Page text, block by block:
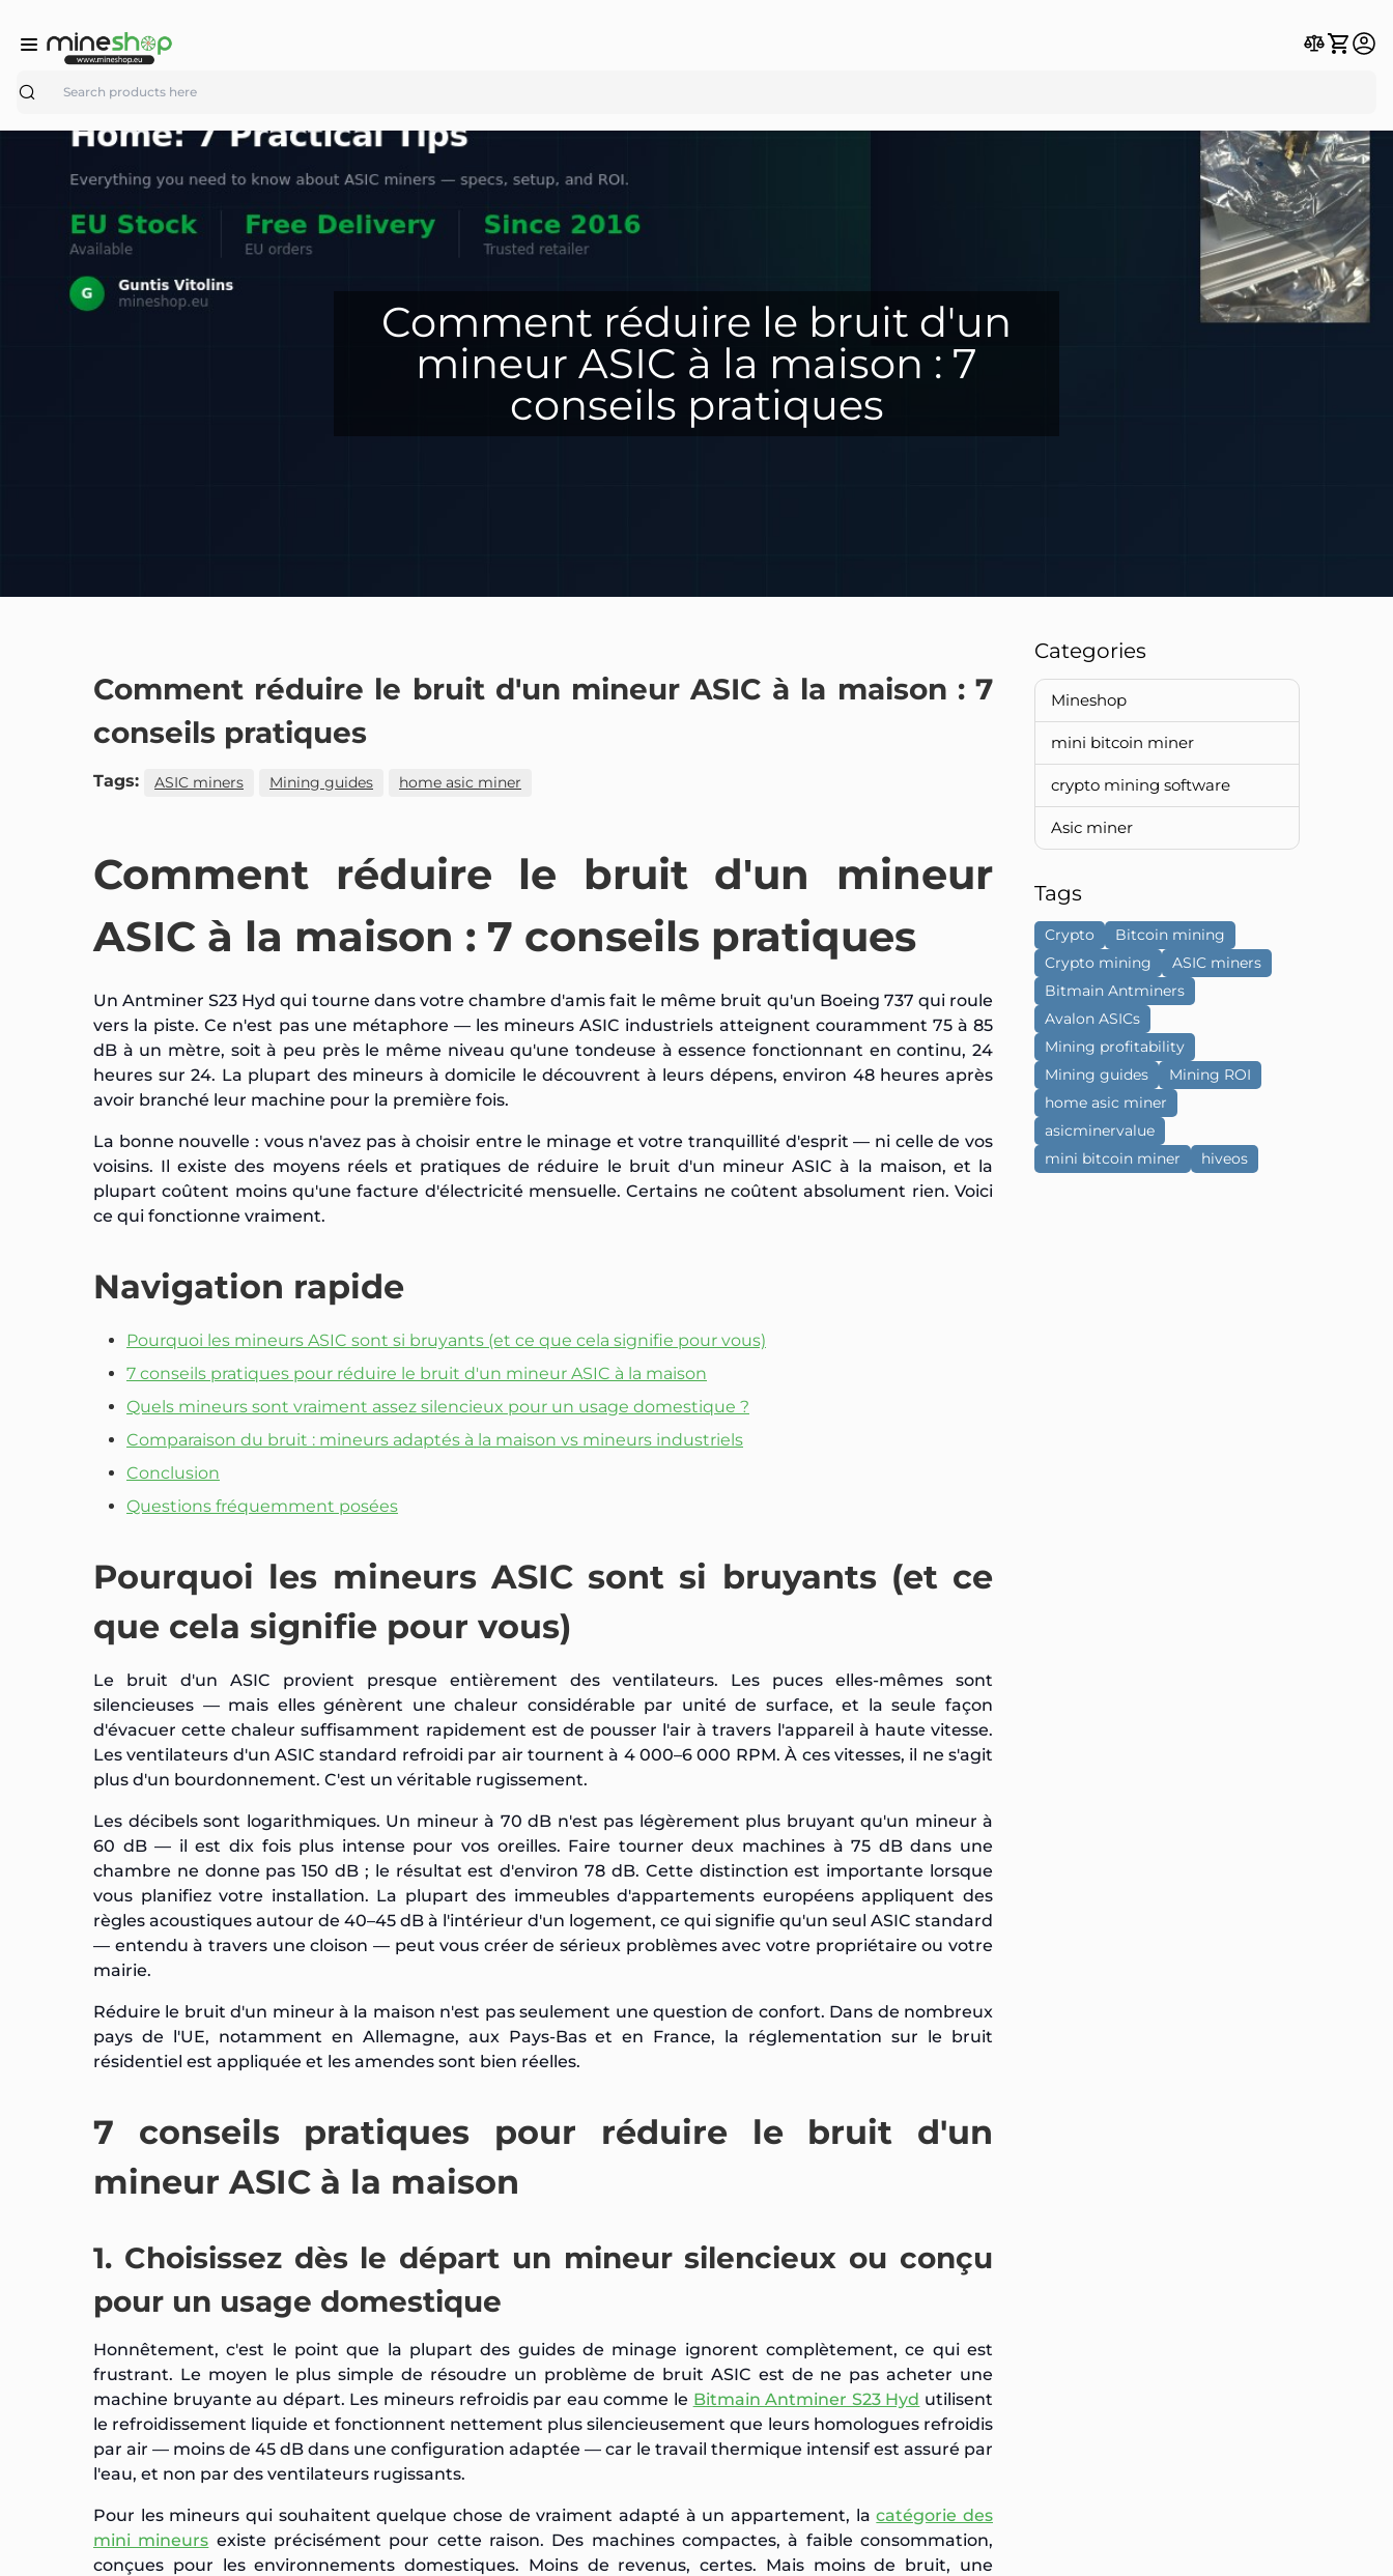
Search
Comment réduire le bruit d'un
mineur ASIC à la maison : 7
conseils pratiques
Comment réduire le bruit d'un mineur ASIC à la maison : 7
conseils pratiques
Tags: ASIC miners Mining guides home asic miner
Comment réduire le bruit d'un mineur
ASIC à la maison : 7 conseils pratiques
Un Antminer S23 Hyd qui tourne dans votre chambre d'amis fait le même bruit qu'un Boeing 737 qui roule
vers la piste. Ce n'est pas une métaphore — les mineurs ASIC industriels atteignent couramment 75 à 85
dB à un mètre, soit à peu près le même niveau qu'une tondeuse à essence fonctionnant en continu, 24
heures sur 24. La plupart des mineurs à domicile le découvrent à leurs dépens, environ 48 heures après
avoir branché leur machine pour la première fois.
La bonne nouvelle : vous n'avez pas à choisir entre le minage et votre tranquillité d'esprit — ni celle de vos
voisins. Il existe des moyens réels et pratiques de réduire le bruit d'un mineur ASIC à la maison, et la
plupart coûtent moins qu'une facture d'électricité mensuelle. Certains ne coûtent absolument rien. Voici
ce qui fonctionne vraiment.
Navigation rapide
Pourquoi les mineurs ASIC sont si bruyants (et ce que cela signifie pour vous)
7 conseils pratiques pour réduire le bruit d'un mineur ASIC à la maison
Quels mineurs sont vraiment assez silencieux pour un usage domestique ?
Comparaison du bruit : mineurs adaptés à la maison vs mineurs industriels
Conclusion
Questions fréquemment posées
Pourquoi les mineurs ASIC sont si bruyants (et ce
que cela signifie pour vous)
Le bruit d'un ASIC provient presque entièrement des ventilateurs. Les puces elles-mêmes sont
silencieuses — mais elles génèrent une chaleur considérable par unité de surface, et la seule façon
d'évacuer cette chaleur suffisamment rapidement est de pousser l'air à travers l'appareil à haute vitesse.
Les ventilateurs d'un ASIC standard refroidi par air tournent à 4 000–6 000 RPM. À ces vitesses, il ne s'agit
plus d'un bourdonnement. C'est un véritable rugissement.
Les décibels sont logarithmiques. Un mineur à 70 dB n'est pas légèrement plus bruyant qu'un mineur à
60 dB — il est dix fois plus intense pour vos oreilles. Faire tourner deux machines à 75 dB dans une
chambre ne donne pas 150 dB ; le résultat est d'environ 78 dB. Cette distinction est importante lorsque
vous planifiez votre installation. La plupart des immeubles d'appartements européens appliquent des
règles acoustiques autour de 40–45 dB à l'intérieur d'un logement, ce qui signifie qu'un seul ASIC standard
— entendu à travers une cloison — peut vous créer de sérieux problèmes avec votre propriétaire ou votre
mairie.
Réduire le bruit d'un mineur à la maison n'est pas seulement une question de confort. Dans de nombreux
pays de l'UE, notamment en Allemagne, aux Pays-Bas et en France, la réglementation sur le bruit
résidentiel est appliquée et les amendes sont bien réelles.
7 conseils pratiques pour réduire le bruit d'un
mineur ASIC à la maison
1. Choisissez dès le départ un mineur silencieux ou conçu
pour un usage domestique
Honnêtement, c'est le point que la plupart des guides de minage ignorent complètement, ce qui est
frustrant. Le moyen le plus simple de résoudre un problème de bruit ASIC est de ne pas acheter une
machine bruyante au départ. Les mineurs refroidis par eau comme le Bitmain Antminer S23 Hyd utilisent
le refroidissement liquide et fonctionnent nettement plus silencieusement que leurs homologues refroidis
par air — moins de 45 dB dans une configuration adaptée — car le travail thermique intensif est assuré par
l'eau, et non par des ventilateurs rugissants.
Pour les mineurs qui souhaitent quelque chose de vraiment adapté à un appartement, lacatégorie des
mini mineurs existe précisément pour cette raison. Des machines compactes, à faible consommation,
conçues pour les environnements domestiques. Moins de revenus, certes. Mais moins de bruit, une
Categories
Mineshop
mini bitcoin miner
crypto mining software
Asic miner
Tags
Crypto
Bitcoin mining
Crypto mining
ASIC miners
Bitmain Antminers
Avalon ASICs
Mining profitability
Mining guides
Mining ROI
home asic miner
asicminervalue
mini bitcoin miner
hiveos